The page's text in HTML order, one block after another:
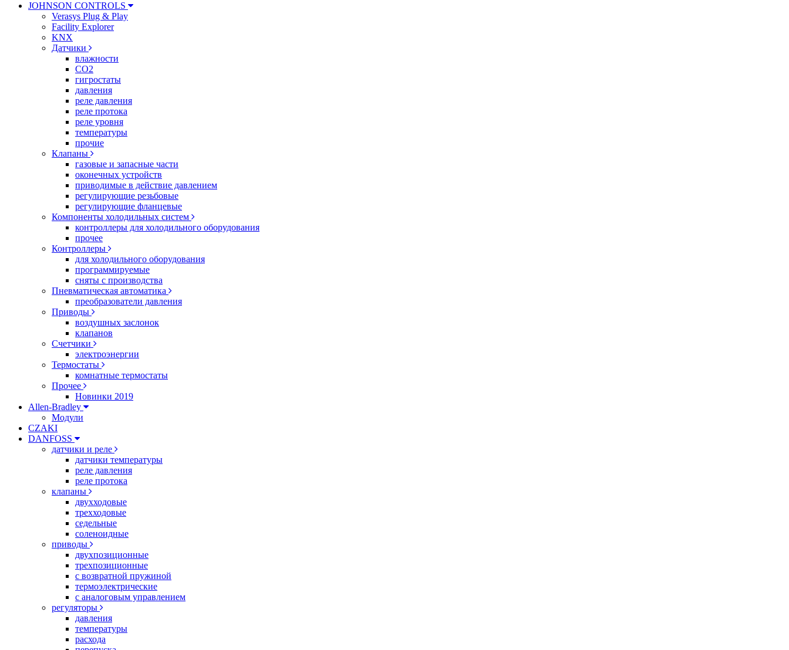
JOHNSON CONTROLS
Verasys Plug & Play
Facility Explorer
KNX
Датчики
влажности
CO2
гигростаты
давления
реле давления
реле протока
реле уровня
температуры
прочие
Клапаны
газовые и запасные части
оконечных устройств
приводимые в действие давлением
регулирующие резьбовые
регулирующие фланцевые
Компоненты холодильных систем
контроллеры для холодильного оборудования
прочее
Контроллеры
для холодильного оборудования
программируемые
сняты с производства
Пневматическая автоматика
преобразователи давления
Приводы
воздушных заслонок
клапанов
Счетчики
электроэнергии
Термостаты
комнатные термостаты
Прочее
Новинки 2019
Allen-Bradley
Модули
CZAKI
DANFOSS
датчики и реле
датчики температуры
реле давления
реле протока
клапаны
двухходовые
трехходовые
седельные
соленоидные
приводы
двухпозиционные
трехпозиционные
с возвратной пружиной
термоэлектрические
с аналоговым управлением
регуляторы
давления
температуры
расхода